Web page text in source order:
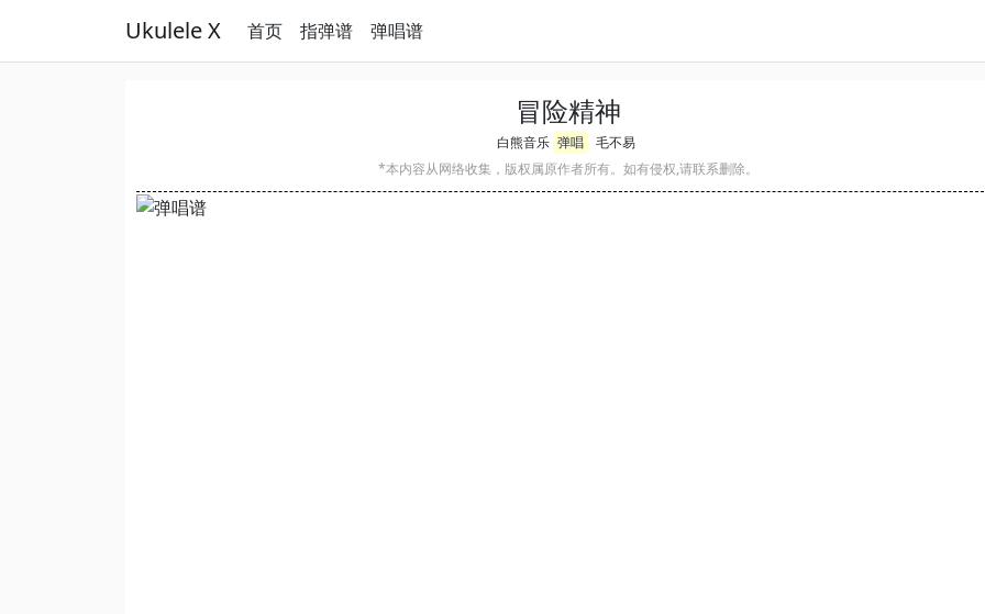
Ukulele X 首页 指弹谱 弹唱谱
冒险精神
白熊音乐 弹唱
毛不易
*本内容从网络收集，版权属原作者所有。如有侵权,请联系删除。